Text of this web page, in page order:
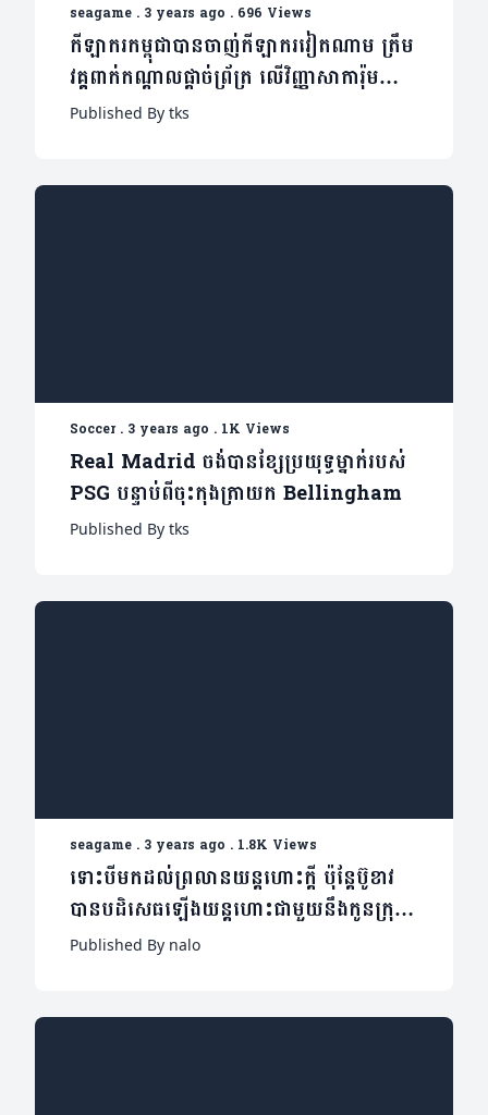
seagame . 3 years ago . 696 Views
កីឡាករកម្ពុជាបានចាញ់កីឡាករវៀតណាម ត្រឹម
វគ្គពាក់កណ្តាលផ្តាច់ព្រ័ត្រ លើវិញ្ញាសាការ៉ុម
៣បាំងបុរស
Published By tks
Soccer. 3 years ago . 1K Views
Real Madrid ចង់បានខ្សែប្រយុទ្ធម្នាក់របស់
PSG បន្ទាប់ពីចុះកុងត្រាយក Bellingham
Published By tks
seagame . 3 years ago . 1.8K Views
ទោះបីមកដល់ព្រលានយន្តហោះក្តី ប៉ុន្តែប៊ូខាវ
បានបដិសេធឡើងយន្តហោះជាមួយនឹងកូនក្រុម
ក្រោមមូលហេតុមួយនេះ
Published By nalo